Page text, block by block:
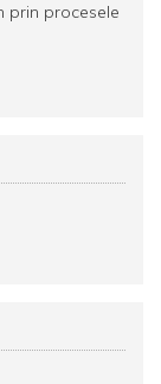
prin procesele